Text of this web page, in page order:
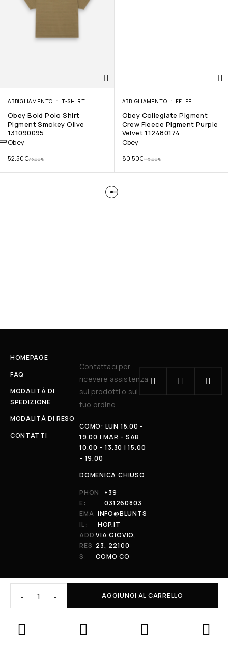
AGGIUNGI AL CARRELLO
ABBIGLIAMENTO T-SHIRT
Obey Bold Polo Shirt
Pigment Smokey Olive
131090095
Obey
75.00€
52.50€
ABBIGLIAMENTO FELPE
Obey Collegiate Pigment
Crew Fleece Pigment Purple
Velvet 112480174
Obey
115.00€
80.50€
HOMEPAGE
FAQ
MODALITÀ DI
SPEDIZIONE
MODALITÀ DI RESO
CONTATTI
Contattaci per
ricevere assistenza
sui prodotti o sul
tuo ordine.
COMO: LUN 15.00 -
19.00 | MAR - SAB
10.00 - 13.30 | 15.00
- 19.00
DOMENICA CHIUSO
PHON
E:
+39
031260803
EMA
IL:
INFO@BLUNTS
HOP.IT
ADD
RES
S:
VIA GIOVIO,
23, 22100
COMO CO
01848590038